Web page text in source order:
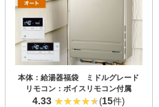
本体：給湯器福袋 ミドルグレード
リモコン：ボイスリモコン付属
4.33 (15件)